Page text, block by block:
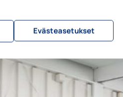
Evästeasetukset